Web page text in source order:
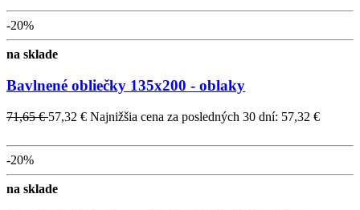
-20%
na sklade
Bavlnené obliečky 135x200 - oblaky
71,65 €57,32 € Najnižšia cena za posledných 30 dní: 57,32 €
-20%
na sklade